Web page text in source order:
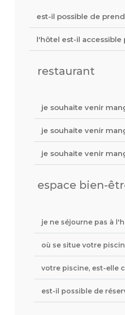
est-il possible de
l'hôtel est-il accessible
restaurant
je souhaite venir
je souhaite venir
je souhaite venir
espace bien-
je ne séjourne pas à
où se situe votre
votre piscine, est-elle
est-il possible de